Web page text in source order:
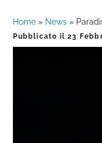
Home » News »
Pubblicato il23